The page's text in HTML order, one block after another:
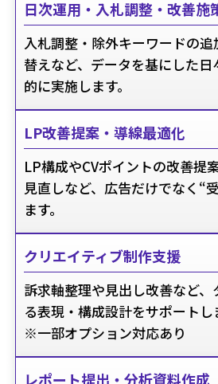
日次運用・入札調整・改善施
入札調整・除外キーワードの
替えなど、データを基にした
的に実施します。
LP改善提案・導線最適化
LP構成やCVポイントの改善提
見直しなど、広告だけでなく“
ます。
クリエイティブ制作支援
訴求軸整理や見出し改善など、
る表現・構成設計をサポートし
※一部オプション対応あり
レポート提出・分析資料作成